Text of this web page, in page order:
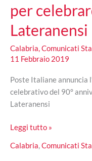
per
Lateranensi
Calabria,Comunicati
11 Febbraio 2019
Poste Italiane annuncia
celebrativo del 90°
Lateranensi
Poste
un
Leggi tutto »
Calabria,Comunicati